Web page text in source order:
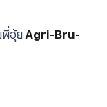
พี่อุ้ยAgri-Bru-